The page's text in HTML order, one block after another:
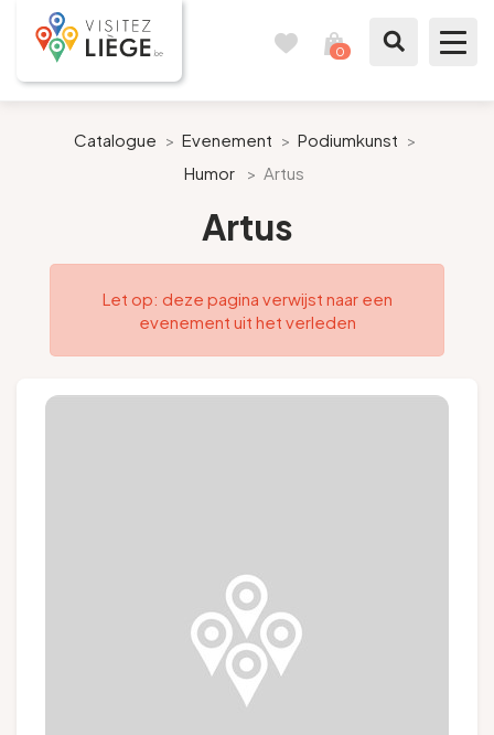
0
Bereid mijn verblijf voor
Onze suggesties
Pays de Liège
Volg ons
Catalogue > Evenement > Podiumkunst >
Humor
> Artus
Artus
Let op: deze pagina verwijst naar een
evenement uit het verleden